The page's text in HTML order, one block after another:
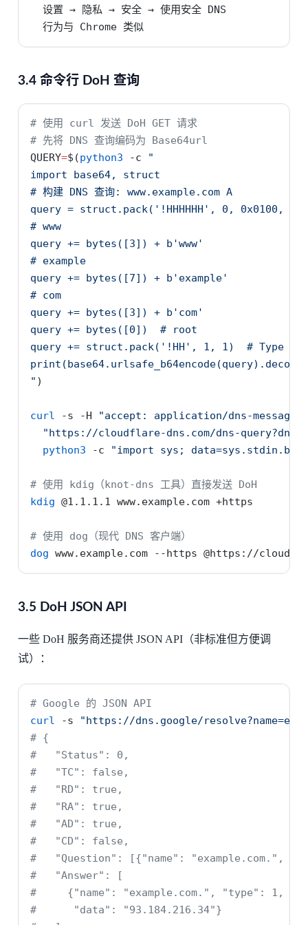
  设置 → 隐私 → 安全 → 使用安全 DNS
  行为与 Chrome 类似
3.4 命令行 DoH 查询
# 使用 curl 发送 DoH GET 请求
# 先将 DNS 查询编码为 Base64url
QUERY=$(python3 -c
"
import base64, struct
# 构建 DNS 查询: www.example.com A
query = struct.pack('!HHHHHH', 0, 0x0100,
# www
query += bytes([3]) + b'www'
# example
query += bytes([7]) + b'example'
# com
query += bytes([3]) + b'com'
query += bytes([0])  # root
query += struct.pack('!HH', 1, 1)  # Type A,
" )
curl -s -H
"accept: application/dns-message"
"https://cloudflare-dns.com/dns-query?dns=
python3
-c "import sys;
# 使用 kdig（knot-dns 工具）直接发送 DoH
kdig @1.1.1.1 www.example.com +https
# 使用 dog（现代 DNS 客户端）
dog www.example.com --https @https://
3.5 DoH JSON API
一些 DoH 服务商还提供 JSON API（非标准但方便调
试）：
# Google 的 JSON API
curl
-s
"https://dns.google/
# {
#   "Status": 0,
#   "TC": false,
#   "RD": true,
#   "RA": true,
#   "AD": true,
#   "CD": false,
#   "Question": [{"name": "example.com.",
#   "Answer": [
#     {"name": "example.com.", "type": 1,
#      "data": "93.184.216.34"}